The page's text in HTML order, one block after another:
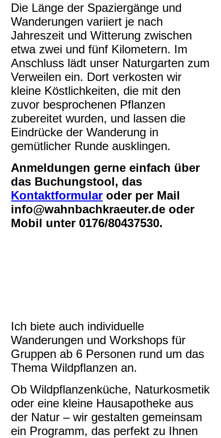
Die Länge der Spaziergänge und
Wanderungen variiert je nach
Jahreszeit und Witterung zwischen
etwa zwei und fünf Kilometern. Im
Anschluss lädt unser Naturgarten zum
Verweilen ein. Dort verkosten wir
kleine Köstlichkeiten, die mit den
zuvor besprochenen Pflanzen
zubereitet wurden, und lassen die
Eindrücke der Wanderung in
gemütlicher Runde ausklingen.
Anmeldungen gerne einfach über
das Buchungstool, das
Kontaktformular oder per Mail
info@wahnbachkraeuter.de oder
Mobil unter 0176/80437530.
Ich biete auch individuelle
Wanderungen und Workshops für
Gruppen ab 6 Personen rund um das
Thema Wildpflanzen an.
Ob Wildpflanzenküche, Naturkosmetik
oder eine kleine Hausapotheke aus
der Natur – wir gestalten gemeinsam
ein Programm, das perfekt zu Ihnen